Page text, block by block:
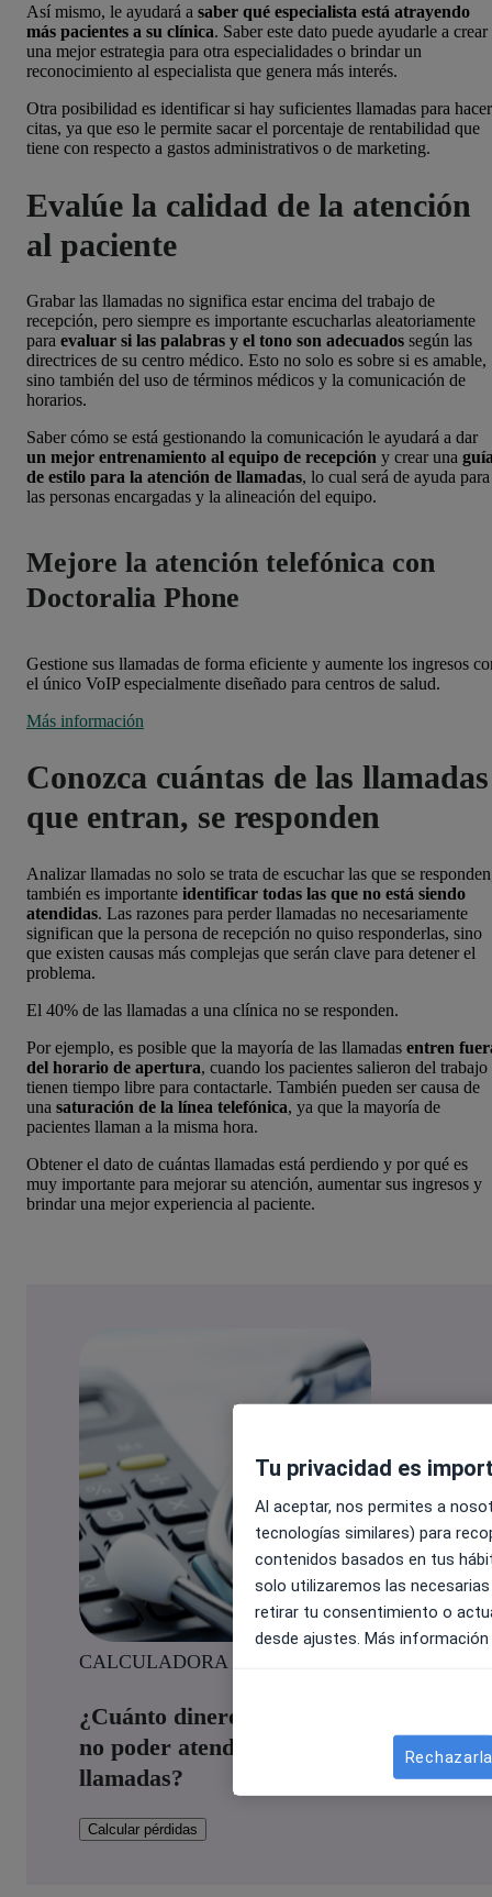
Así mismo, le ayudará a saber qué especialista está atrayendo
más pacientes a su clínica. Saber este dato puede ayudarle a crear
una mejor estrategia para otra especialidades o brindar un
reconocimiento al especialista que genera más interés.
Otra posibilidad es identificar si hay suficientes llamadas para hacer
citas, ya que eso le permite sacar el porcentaje de rentabilidad que
tiene con respecto a gastos administrativos o de marketing.
Evalúe la calidad de la atención
al paciente
Grabar las llamadas no significa estar encima del trabajo de
recepción, pero siempre es importante escucharlas aleatoriamente
para evaluar si las palabras y el tono son adecuados según las
directrices de su centro médico. Esto no solo es sobre si es amable,
sino también del uso de términos médicos y la comunicación de
horarios.
Saber cómo se está gestionando la comunicación le ayudará a dar
un mejor entrenamiento al equipo de recepción y crear una
de estilo para la atención de llamadas, lo cual será de ayuda para
las personas encargadas y la alineación del equipo.
Mejore la atención telefónica con
Doctoralia Phone
Gestione sus llamadas de forma eficiente y aumente los ingresos
el único VoIP especialmente diseñado para centros de salud.
Más información
Conozca cuántas de las llamadas
que entran, se responden
Analizar llamadas no solo se trata de escuchar las que se
también es importante identificar todas las que no está siendo
atendidas. Las razones para perder llamadas no necesariamente
significan que la persona de recepción no quiso responderlas, sino
que existen causas más complejas que serán clave para detener el
problema.
El 40% de las llamadas a una clínica no se responden.
Por ejemplo, es posible que la mayoría de las llamadas entren
del horario de apertura, cuando los pacientes salieron del trabajo
tienen tiempo libre para contactarle. También pueden ser causa de
una saturación de la línea telefónica, ya que la mayoría de
pacientes llaman a la misma hora.
Obtener el dato de cuántas llamadas está perdiendo y por qué es
muy importante para mejorar su atención, aumentar sus ingresos y
brindar una mejor experiencia al paciente.
CALCULADORA ONLINE
¿Cuánto dinero pierde al mes por
no poder atender todas las
llamadas?
Calcular pérdidas
Tu privacidad es
Al aceptar, nos permites a
tecnologías similares) para
contenidos basados en tus
solo utilizaremos las
retirar tu consentimiento o
desde ajustes. Más información